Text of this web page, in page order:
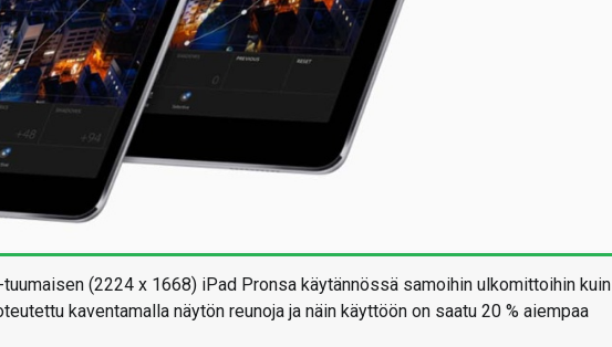
(2224 x 1668) iPad Pronsa käytännössä samoihin ulkomittoihin kuin
kaventamalla näytön reunoja ja näin käyttöön on saatu 20 % aiempaa